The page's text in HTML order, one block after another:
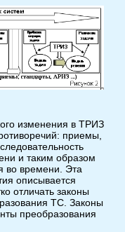
изменения в ТРИЗ
приемы,
и таким образом
во времени. Эта
описывается
отличать законы
ТС. Законы
преобразования